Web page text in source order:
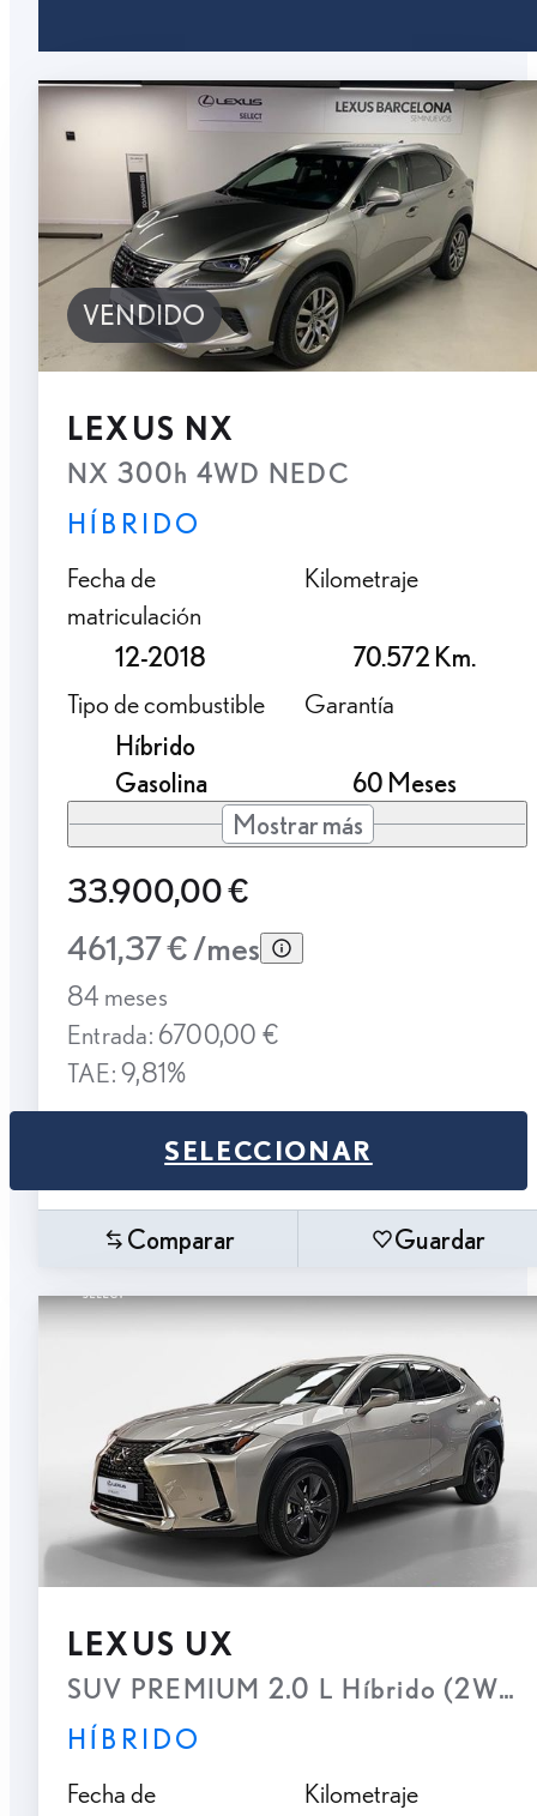
VENDIDO
LEXUS NX
NX 300h 4WD NEDC
HÍBRIDO
Fecha de
matriculación
12-2018
Kilometraje
70.572 Km.
Tipo de combustible
Híbrido
Gasolina
Garantía
60 Meses
Mostrar más
33.900,00 €
461,37 € /mes
84 meses
Entrada: 6700,00 €
TAE: 9,81%
SELECCIONAR
Comparar Guardar
LEXUS UX
SUV PREMIUM 2.0 L Híbrido (2WD)
HÍBRIDO
Fecha de
Kilometraje